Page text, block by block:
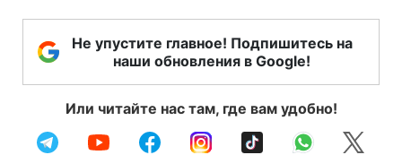
Не упустите главное! Подпишитесь на
наши обновления в Google!
Или читайте нас там, где вам удобно!